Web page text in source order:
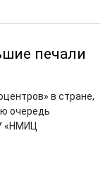
печали
в стране,
очередь
«НМИЦ